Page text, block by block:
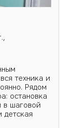
техника и
Рядом
остановка
в шаговой
детская